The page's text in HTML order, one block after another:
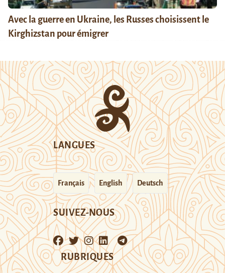
Avec la guerre en Ukraine, les Russes choisissent le
Kirghizstan pour émigrer
LANGUES
Français English Deutsch
SUIVEZ-NOUS
RUBRIQUES